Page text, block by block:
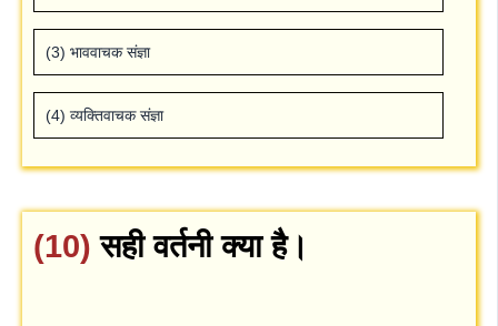
(3) भाववाचक संज्ञा
(4) व्‍यक्तिवाचक संज्ञा
(10)सही वर्तनी क्‍या है।